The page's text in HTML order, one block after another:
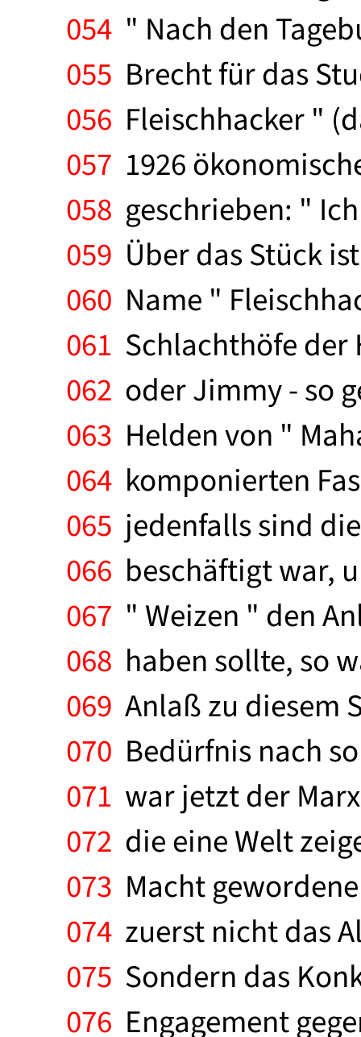
054 " Nach den
055 Brecht für das
056 Fleischhacker "
057 1926
058 geschrieben: "
059 Über das Stück
060 Name "
061 Schlachthöfe der
062 oder Jimmy - so
063 Helden von "
064 komponierten
065 jedenfalls sind
066 beschäftigt war,
067 " Weizen " den
068 haben sollte, so
069 Anlaß zu diesem
070 Bedürfnis nach
071 war jetzt der
072 die eine Welt
073 Macht
074 zuerst nicht das
075 Sondern das
076 Engagement